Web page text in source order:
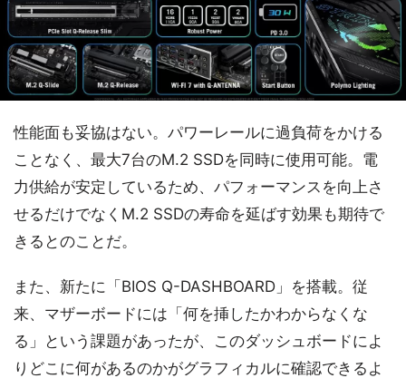
性能面も妥協はない。パワーレールに過負荷をかける
ことなく、最大7台のM.2 SSDを同時に使用可能。電
力供給が安定しているため、パフォーマンスを向上さ
せるだけでなくM.2 SSDの寿命を延ばす効果も期待で
きるとのことだ。
また、新たに「BIOS Q-DASHBOARD」を搭載。従
来、マザーボードには「何を挿したかわからなくな
る」という課題があったが、このダッシュボードによ
りどこに何があるのかがグラフィカルに確認できるよ